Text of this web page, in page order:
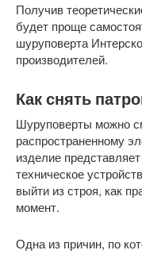
Получив
будет проще
шуруповерта
производителей.
Как снять
Шуруповерты можно
распространенному
изделие
техническое
выйти из строя, как
момент.
Одна из причин, по